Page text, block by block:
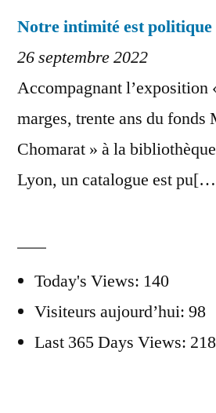
Notre intimité est politique
26 septembre 2022
Accompagnant l’exposition
marges, trente ans du fonds
Chomarat » à la
Lyon, un catalogue est
Today's Views: 140
Visiteurs aujourd’hui: 98
Last 365 Days Views: